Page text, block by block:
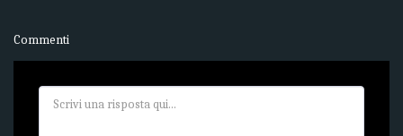
Commenti